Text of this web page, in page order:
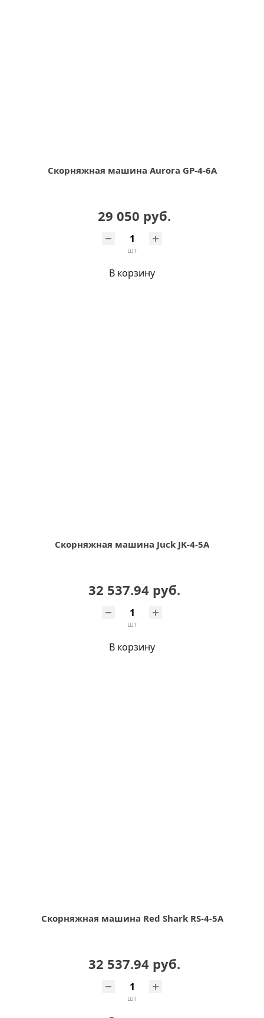
Скорняжная машина Aurora GP-4-6A
29 050 руб.
шт
В корзину
Скорняжная машина Juck JK-4-5A
32 537.94 руб.
шт
В корзину
Скорняжная машина Red Shark RS-4-5A
32 537.94 руб.
шт